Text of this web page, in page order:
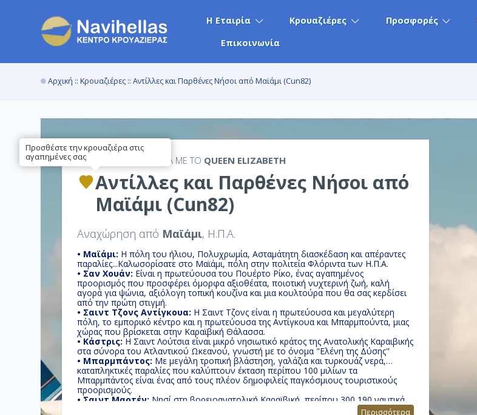
Η Εταιρία Κρουαζιέρες Προσφορές
Επικοινωνία
Αρχική ::Κρουαζιέρες :: Αντίλλες και Παρθένες Νήσοι από Μαϊάμι (Cun82)
12ΉΜΕΡΗ ΚΡΟΥΑΖΙΕΡΑ ΜΕ ΤΟ QUEEN ELIZABETH
Αντίλλες και Παρθένες Νήσοι από
Μαϊάμι (Cun82)
Αναχώρηση από Μαϊάμι, Η.Π.Α.
• Μαϊάμι: Η πόλη του ήλιου, Πολυχρωμία, Ασταμάτητη διασκέδαση και απέραντες
παραλίες...Καλωσορίσατε στο Μαϊάμι, πόλη στην πολιτεία Φλόριντα των Η.Π.Α.
• Σαν Χουάν: Είναι η πρωτεύουσα του Πουέρτο Ρίκο, ένας αγαπημένος
προορισμός που προσφέρει όμορφα αξιοθέατα, ποιοτική νυχτερινή ζωή, καλή
αγορά για ψώνια, αξιόλογη τοπική κουζίνα και μια κουλτούρα που θα σας κερδίσει
από την πρώτη στιγμή.
• Σαιντ Τζονς Αντίγκουα: Η Σαιντ Τζονς είναι η πρωτεύουσα και μεγαλύτερη
πόλη, το εμπορικό κέντρο και η πρωτεύουσα της Αντίγκουα και Μπαρμπούντα, μιας
χώρας που βρίσκεται στην Καραϊβική Θάλασσα.
• Κάστρις:Η Σαιντ Λούτσια είναι μικρό νησιωτικό κράτος της Ανατολικής Καραιβικής
στα σύνορα του Ατλαντικού Ωκεανού, γνωστή με το όνομα "Ελένη της Δύσης"
• Μπαρμπάντος: Με μεγάλη τροπική βλάστηση, γαλάζια και τυρκουάζ νερά,
καταπληκτικές παραλίες που καλύπτουν έκταση περίπου 100 μιλίων τα
Μπαρμπάντος είναι ένας από τους πλέον δημοφιλείς παγκόσμιους τουριστικούς
προορισμούς.
• Σαιντ Μαρτέν: Nησί στη βορειοανατολική Καραϊβική, περίπου 300 190 ναυτικά
μίλια ανατολικά του Πουέρτο Ρίκο. Είναι το μικρότερο νησί το οποίο χωρίζεται
Περισσότερα
Προσθέστε την κρουαζιέρα στις
αγαπημένες σας